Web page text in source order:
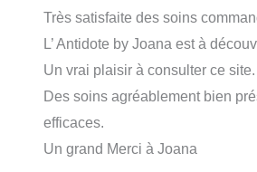
Très satisfaite des soins
L’ Antidote by Joana est à
Un vrai plaisir à consulter ce site.
Des soins agréablement bien
efficaces.
Un grand Merci à Joana